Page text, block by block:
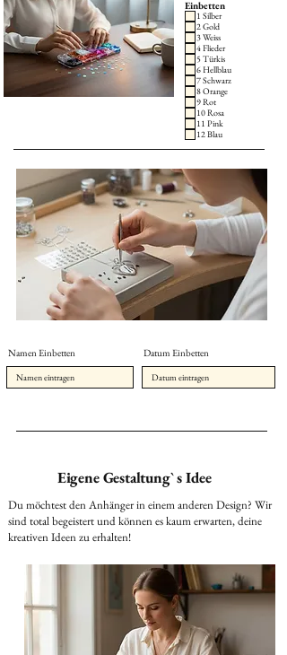
Einbetten
1 Silber
2 Gold
3 Weiss
4 Flieder
5 Türkis
6 Hellblau
7 Schwarz
8 Orange
9 Rot
10 Rosa
11 Pink
12 Blau
Namen Einbetten Datum Einbetten
Eigene Gestaltung` s Idee
Du möchtest den Anhänger in einem anderen Design? Wir
sind total begeistert und können es kaum erwarten, deine
kreativen Ideen zu erhalten!